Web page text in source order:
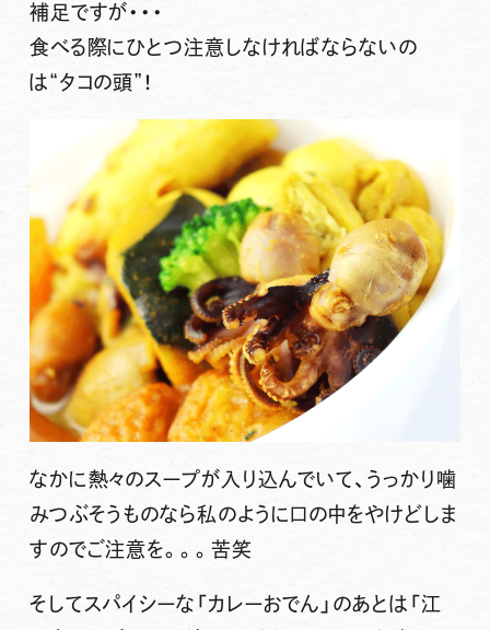
補足ですが・・・
食べる際にひとつ注意しなければならないの
は“タコの頭”！
なかに熱々のスープが入り込んでいて、うっかり噛
みつぶそうものなら私のように口の中をやけどしま
すのでご注意を。。。苦笑
そして スパイシーな「カレーおでん」のあとは「江